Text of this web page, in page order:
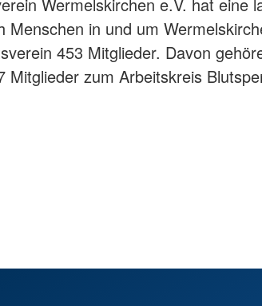
Wermelskirchen e.V. hat eine
Menschen in und um
453 Mitglieder. Davon
Mitglieder zum Arbeitskreis